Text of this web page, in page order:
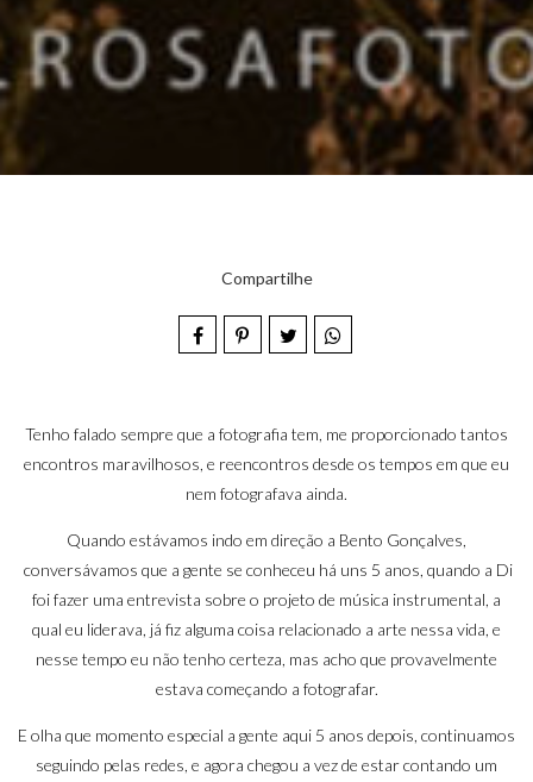
Compartilhe
Tenho falado sempre que a fotografia tem, me proporcionado tantos
encontros maravilhosos, e reencontros desde os tempos em que eu
nem fotografava ainda.
Quando estávamos indo em direção a Bento Gonçalves,
conversávamos que a gente se conheceu há uns 5 anos, quando a Di
foi fazer uma entrevista sobre o projeto de música instrumental, a
qual eu liderava, já fiz alguma coisa relacionado a arte nessa vida, e
nesse tempo eu não tenho certeza, mas acho que provavelmente
estava começando a fotografar.
E olha que momento especial a gente aqui 5 anos depois, continuamos
seguindo pelas redes, e agora chegou a vez de estar contando um